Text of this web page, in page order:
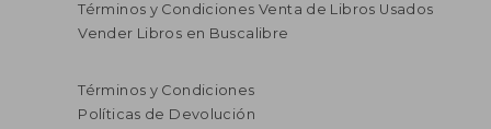
Términos y Condiciones Venta de Libros Usados
Vender Libros en Buscalibre
Términos y Condiciones
Políticas de Devolución